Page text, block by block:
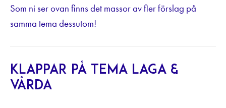
Som ni ser ovan finns det massor av fler förslag på
samma tema dessutom!
Klappar på tema laga &
vårda